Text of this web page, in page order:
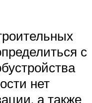
с
нет
а также